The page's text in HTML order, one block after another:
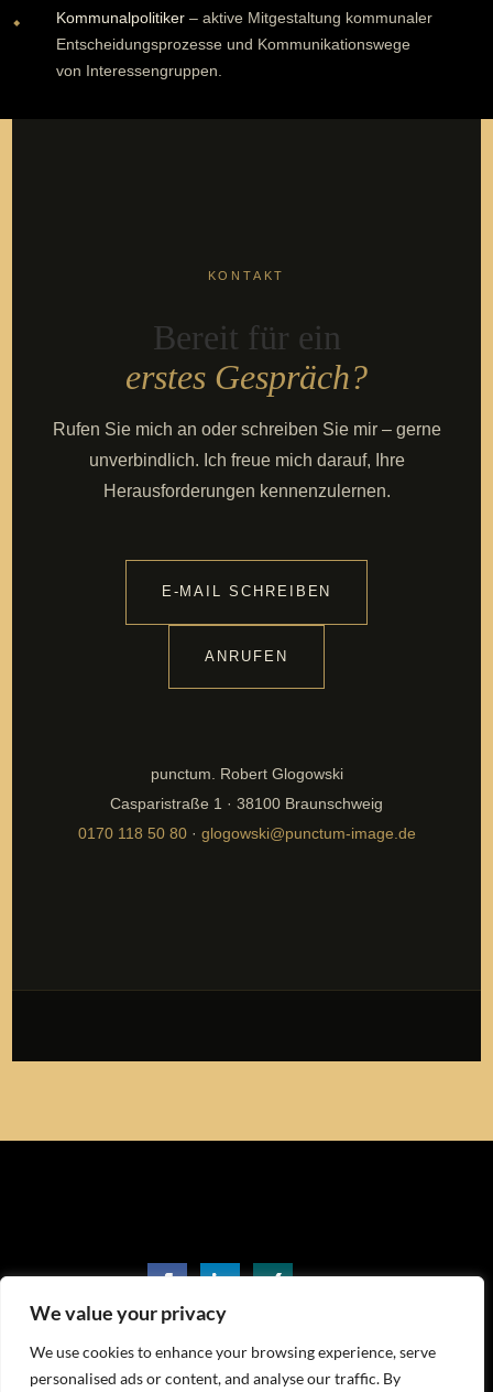
We value your privacy
We use cookies to enhance your browsing experience, serve
personalised ads or content, and analyse our traffic. By
⬥ Kommunalpolitiker– aktive Mitgestaltung kommunaler
Entscheidungsprozesse und Kommunikationswege
von Interessengruppen.
KONTAKT
Bereit für ein
erstes Gespräch?
Rufen Sie mich an oder schreiben Sie mir – gerne
unverbindlich. Ich freue mich darauf, Ihre
Herausforderungen kennenzulernen.
E-MAIL SCHREIBEN
ANRUFEN
punctum. Robert Glogowski
Casparistraße 1 · 38100 Braunschweig
0170 118 50 80· glogowski@punctum-image.de
punctum. Robert Glogowski
Casparistraße 1, 38100 Braunschweig, mobil 0049